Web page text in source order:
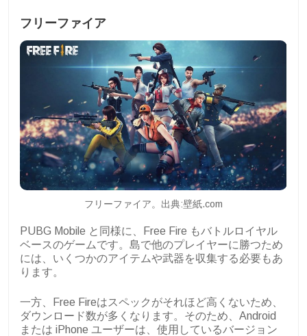
フリーファイア
フリーファイア。出典:壁紙.com
PUBG Mobile と同様に、Free Fire もバトルロイヤル
ベースのゲームです。島で他のプレイヤーに勝つため
には、いくつかのアイテムや武器を収集する必要もあ
ります。
一方、Free Fireはスペックがそれほど高くないため、
ダウンロード数が多くなります。そのため、Android
または iPhone ユーザーは、使用しているバージョン